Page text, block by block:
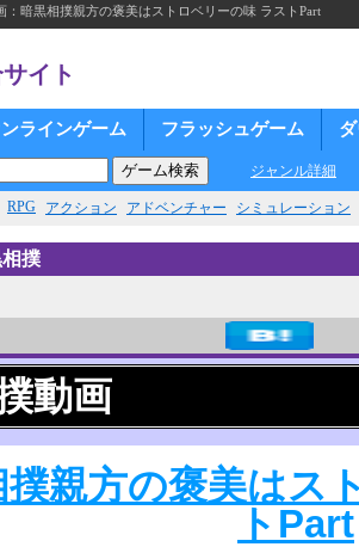
：暗黒相撲親方の褒美はストロベリーの味 ラストPart
イト
ラインゲーム フラッシュゲーム
ジャンル詳細
RPG アクション アドベンチャー シミュレーション
撲
動画
撲親方の褒美はス
トPart